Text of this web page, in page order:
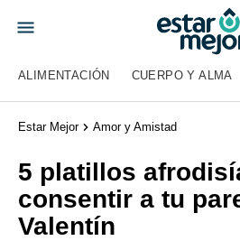
ALIMENTACIÓN CUERPO Y ALMA
Estar Mejor Amor y Amistad
5 platillos
consentir a tu
Valentín